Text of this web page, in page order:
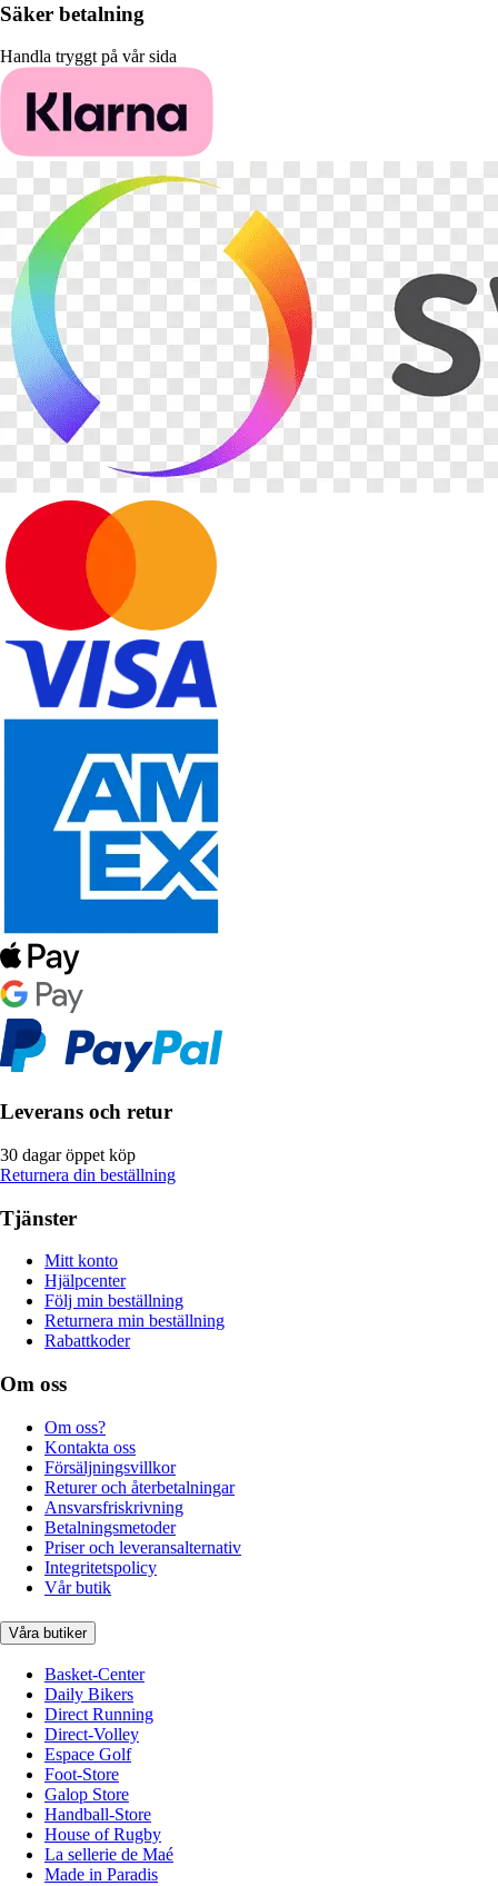
Säker betalning
Handla tryggt på vår sida
Leverans och retur
30 dagar öppet köp
Returnera din beställning
Tjänster
Mitt konto
Hjälpcenter
Följ min beställning
Returnera min beställning
Rabattkoder
Om oss
Om oss?
Kontakta oss
Försäljningsvillkor
Returer och återbetalningar
Ansvarsfriskrivning
Betalningsmetoder
Priser och leveransalternativ
Integritetspolicy
Vår butik
Våra butiker
Basket-Center
Daily Bikers
Direct Running
Direct-Volley
Espace Golf
Foot-Store
Galop Store
Handball-Store
House of Rugby
La sellerie de Maé
Made in Paradis